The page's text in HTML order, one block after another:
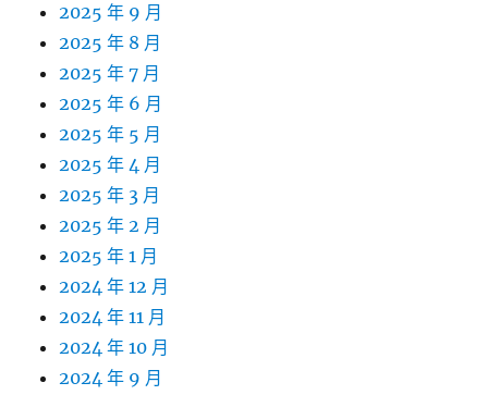
2025 年 9 月
2025 年 8 月
2025 年 7 月
2025 年 6 月
2025 年 5 月
2025 年 4 月
2025 年 3 月
2025 年 2 月
2025 年 1 月
2024 年 12 月
2024 年 11 月
2024 年 10 月
2024 年 9 月